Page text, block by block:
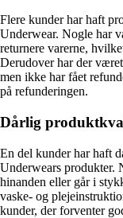
Flere kunder har haft
Underwear. Nogle har
returnere varerne,
Derudover har der
men ikke har fået
på refunderingen.
Dårlig
En del kunder har haft
Underwears produkter.
hinanden eller går i
vaske- og
kunder, der forventer